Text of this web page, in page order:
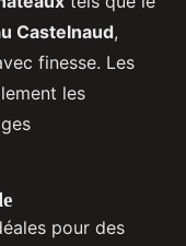
Castelnaud,
finesse. Les
les
pour des